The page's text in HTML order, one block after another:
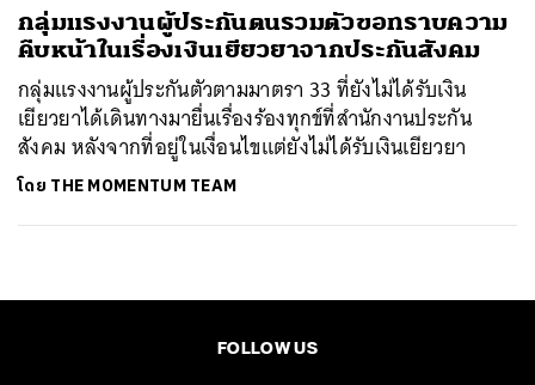
กลุ่มแรงงานผู้ประกันตนรวมตัวขอทราบความ
คืบหน้าในเรื่องเงินเยียวยาจากประกันสังคม
กลุ่มแรงงานผู้ประกันตัวตามมาตรา 33 ที่ยังไม่ได้รับเงิน
เยียวยาได้เดินทางมายื่นเรื่องร้องทุกข์ที่สำนักงานประกัน
สังคม หลังจากที่อยู่ในเงื่อนไขแต่ยังไม่ได้รับเงินเยียวยา
โดย THE MOMENTUM TEAM
FOLLOW US